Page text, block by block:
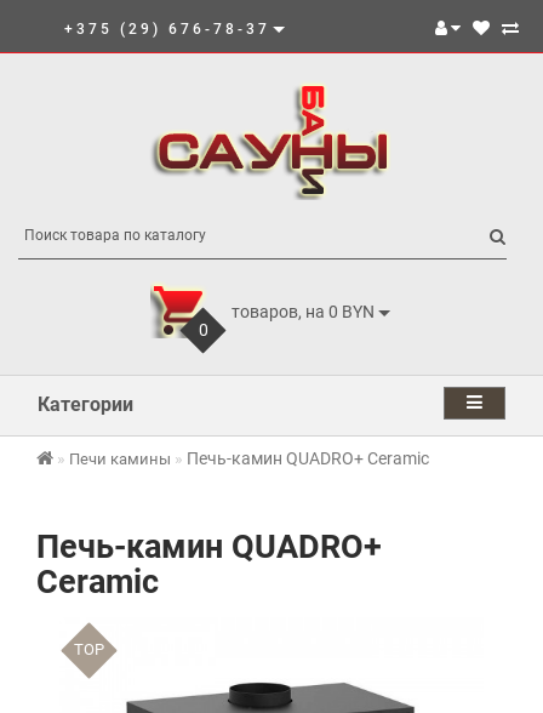
+375 (29) 676-78-37
0
товаров, на 0 BYN
Категории
Печи камины Печь-камин QUADRO+ Ceramic
Печь-камин QUADRO+
Ceramic
TOP